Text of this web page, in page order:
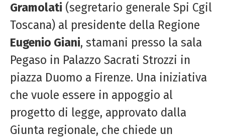
Gramolati (segretario generale Spi Cgil
Toscana) al presidente della Regione
Eugenio Giani, stamani presso la sala
Pegaso in Palazzo Sacrati Strozzi in
piazza Duomo a Firenze. Una iniziativa
che vuole essere in appoggio al
progetto di legge, approvato dalla
Giunta regionale, che chiede un